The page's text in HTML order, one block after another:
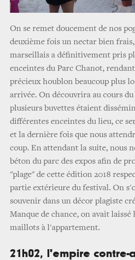
On se remet doucement de nos
deuxième fois un nectar bien
marseillais a définitivement pris
enceintes du Parc Chanot,
précieux houblon beaucoup plus
arrivée. On découvrira au cours du
plusieurs buvettes étaient
différentes enceintes du lieu, ce
et la dernière fois que nous
coup. En attendant la suite, nous
béton du parc des expos afin de
"plage" de cette édition 2018
partie extérieure du festival. On
souvenir dans un décor plagiste
Manque de chance, on avait laissé
maillots à l'appartement.
21h02, l'empire